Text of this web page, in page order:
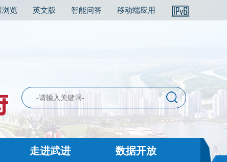
浏览 英文版 智能问答 移动端应用
走进武进 数据开放